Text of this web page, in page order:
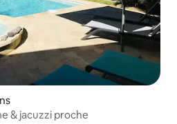
& jacuzzi proche